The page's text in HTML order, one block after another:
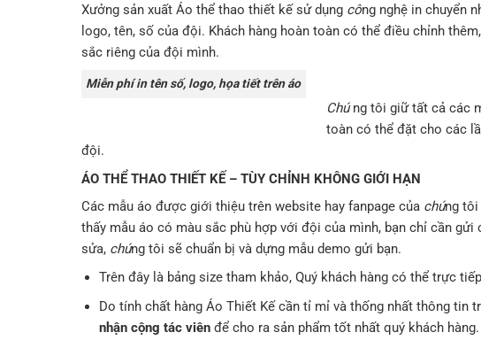
Xưởng sản xuất Áo thể thao thiết kế sử dụng công nghệ in chuyển
logo, tên, số của đội. Khách hàng hoàn toàn có thể điều chỉnh
sắc riêng của đội mình.
Miễn phí in tên số, logo, họa tiết trên áo
Chúng tôi giữ tất cả các
toàn có thể đặt cho các
đội.
ÁO THỂ THAO THIẾT KẾ – TÙY CHỈNH KHÔNG GIỚI HẠN
Các mẫu áo được giới thiệu trên website hay fanpage của chúng tôi
thấy mẫu áo có màu sắc phù hợp với đội của mình, bạn chỉ cần gửi
sửa, chúng tôi sẽ chuẩn bị và dựng mẫu demo gửi bạn.
Trên đây là bảng size tham khảo, Quý khách hàng có thể trực
Do tính chất hàng Áo Thiết Kế cần tỉ mỉ và thống nhất thông tin
nhận cộng tác viênđể cho ra sản phẩm tốt nhất quý khách hàng.